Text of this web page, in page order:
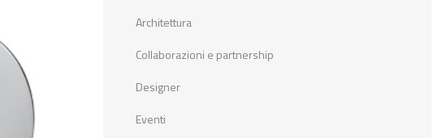
Architettura
Collaborazioni e partnership
Designer
Eventi